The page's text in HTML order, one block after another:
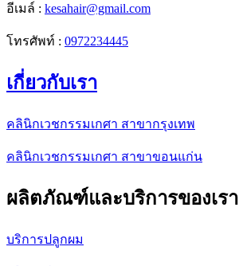
อีเมล์ : kesahair@gmail.com
โทรศัพท์ : 0972234445
เกี่ยวกับเรา
คลินิกเวชกรรมเกศา สาขากรุงเทพ
คลินิกเวชกรรมเกศา สาขาขอนแก่น
ผลิตภัณฑ์และบริการของเรา
บริการปลูกผม